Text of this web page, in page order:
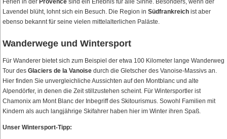
Ferien in der Provence sind ein Erlebnis für alle Sinne. Besonders, wenn der
Lavendel blüht, lohnt sich ein Besuch. Die Region in Südfrankreich ist aber
ebenso bekannt für seine vielen mittelalterlichen Paläste.
Wanderwege und Wintersport
Für Wanderer bietet sich zum Beispiel der etwa 100 Kilometer lange Wanderweg
Tour des Glaciers de la Vanoise durch die Gletscher des Vanoise-Massivs an.
Hier finden Sie unvergleichliche Aussichten auf den Montblanc und alte
Alpendörfer, in denen die Zeit stillzustehen scheint. Für Wintersportler ist
Chamonix am Mont Blanc der Inbegriff des Skitourismus. Sowohl Familien mit
Kindern als auch langjährige Skifahrer haben hier im Winter ihren Spaß.
Unser Wintersport-Tipp: